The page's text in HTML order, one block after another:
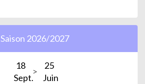
Saison 2026/2027
18
Sept.
25
Juin